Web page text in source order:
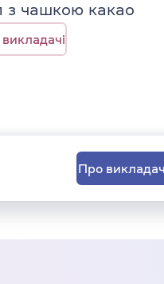
з чашкою какао
викладачі
Про